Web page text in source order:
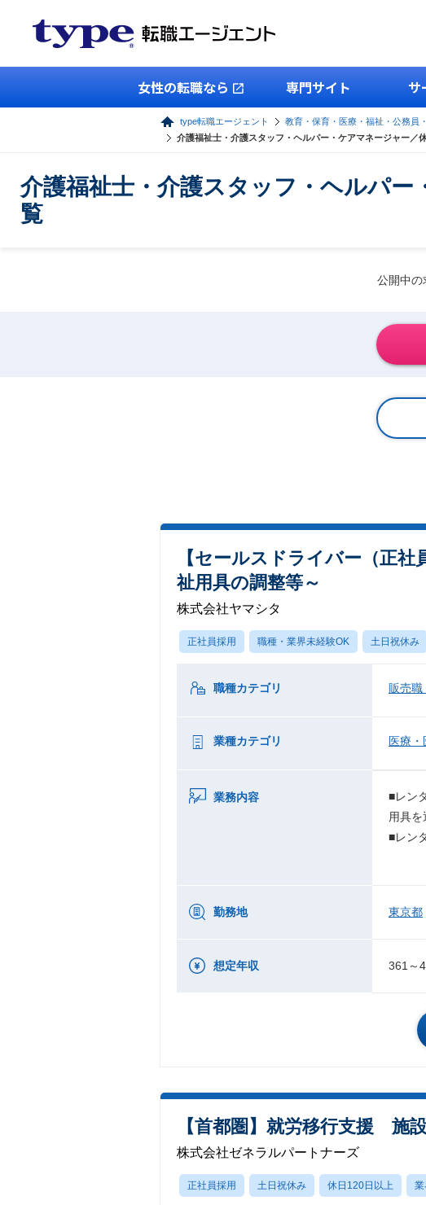
女性の転職なら 専門サイト サ
type転職エージェント 教育・保育・医療・福祉・公務員
介護福祉士・介護スタッフ・ヘルパー・ケアマネージャー／
介護福祉士・介護スタッフ・ヘルパ
覧
公開中の
【セールスドライバー（正
祉用具の調整等～
株式会社ヤマシタ
正社員採用 職種・業界未経験OK 土日祝休み
職種カテゴリ 販売職
業種カテゴリ 医療・
業務内容
■レン
用具
■レン
勤務地 東京都
想定年収 361～
【首都圏】就労移行支援 施
株式会社ゼネラルパートナーズ
正社員採用 土日祝休み 休日120日以上